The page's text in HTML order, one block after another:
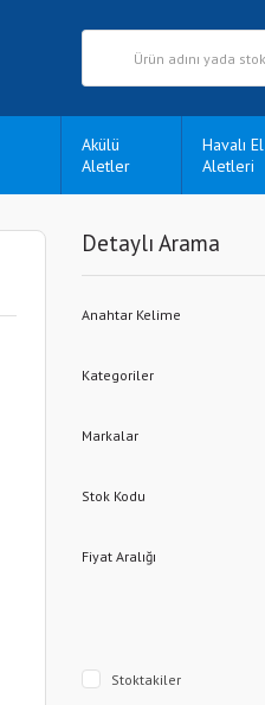
Akülü
Aletler
Havalı El
Aletleri
Detaylı Arama
Anahtar Kelime
Kategoriler
Markalar
Stok Kodu
Fiyat Aralığı
Stoktakiler